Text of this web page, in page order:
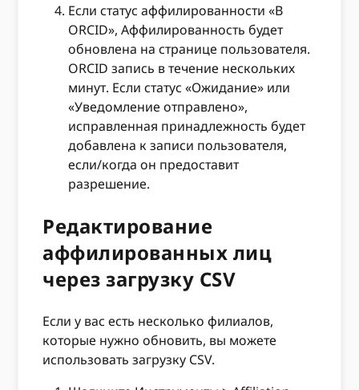
Если статус аффилированности «В
ORCID», Аффилированность будет
обновлена ​​на странице пользователя.
ORCID запись в течение нескольких
минут. Если статус «Ожидание» или
«Уведомление отправлено»,
исправленная принадлежность будет
добавлена ​​к записи пользователя,
если/когда он предоставит
разрешение.
Редактирование
аффилированных лиц
через загрузку CSV
Если у вас есть несколько филиалов,
которые нужно обновить, вы можете
использовать загрузку CSV.